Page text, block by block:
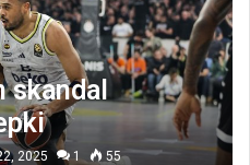
skandal
2025 1 55